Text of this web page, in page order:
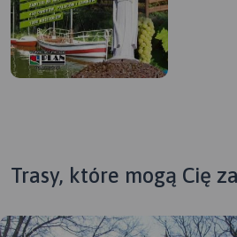
Trasy, które mogą Cię